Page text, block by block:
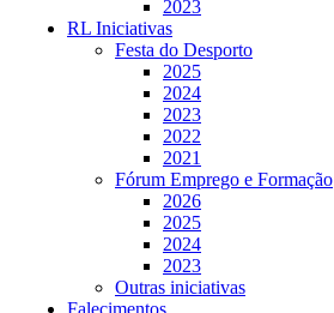
2023
RL Iniciativas
Festa do Desporto
2025
2024
2023
2022
2021
Fórum Emprego e Formação
2026
2025
2024
2023
Outras iniciativas
Falecimentos